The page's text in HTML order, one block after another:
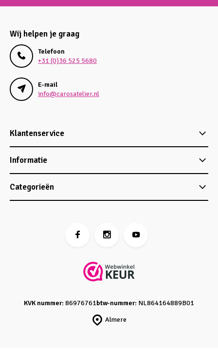
Wij helpen je graag
Telefoon
+31 (0)36 525 5680
E-mail
info@carosatelier.nl
Klantenservice
Informatie
Categorieën
Almere
KVK nummer: 86976761btw-nummer: NL864164889B01